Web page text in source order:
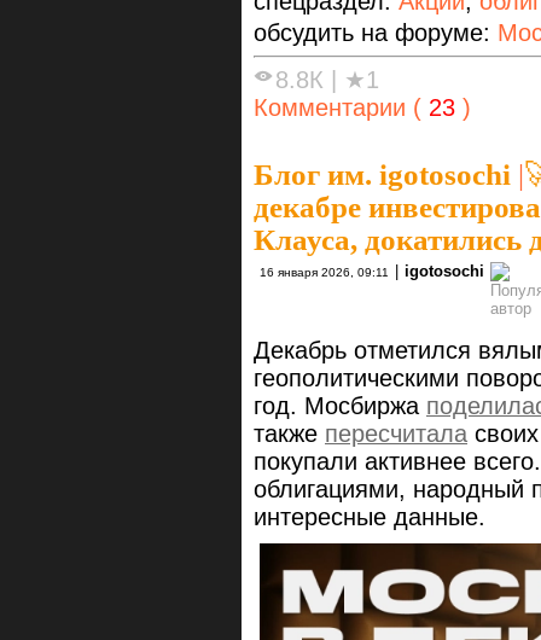
обсудить на форуме:
8.8К
★1
Комментарии ( 23 )
Блог им. igotosochi |
декабре
Клауса, докатились
16 января 2026, 09:11 igotosochi
Декабрь отметился
геополитическими
год. Мосбиржа
также пересчитала
покупали активнее
облигациями, народный
интересные данные.